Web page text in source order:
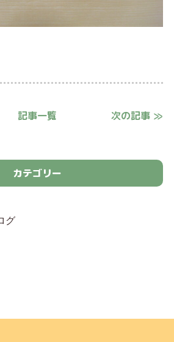
記事一覧 次の記事 ≫
カテゴリー
グ